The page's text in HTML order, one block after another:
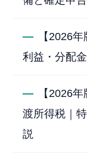
—
【2026
利益・分配
—
【2026
渡所得税｜
説